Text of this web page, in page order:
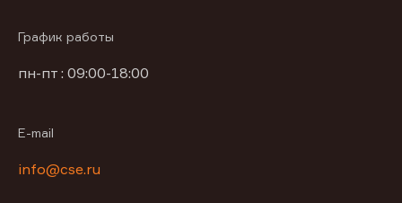
График работы
пн-пт : 09:00-18:00
E-mail
info@cse.ru